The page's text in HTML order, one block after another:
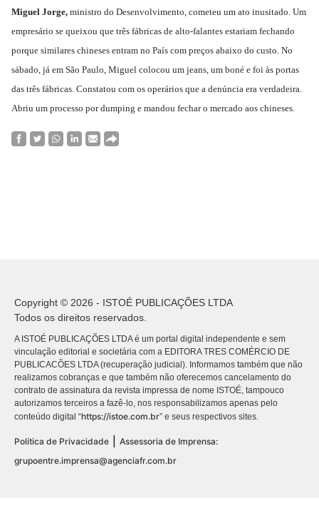
Miguel Jorge, ministro do Desenvolvimento, cometeu um ato inusitado. Um
empresário se queixou que três fábricas de alto-falantes estariam fechando
porque similares chineses entram no País com preços abaixo do custo. No
sábado, já em São Paulo, Miguel colocou um jeans, um boné e foi às portas
das três fábricas. Constatou com os operários que a denúncia era verdadeira.
Abriu um processo por dumping e mandou fechar o mercado aos chineses.
Copyright © 2026 - ISTOÉ PUBLICAÇÕES LTDA
Todos os direitos reservados.
A ISTOÉ PUBLICAÇÕES LTDA é um portal digital independente e sem
vinculação editorial e societária com a EDITORA TRES COMÉRCIO DE
PUBLICACÕES LTDA (recuperação judicial). Informamos também que não
realizamos cobranças e que também não oferecemos cancelamento do
contrato de assinatura da revista impressa de nome ISTOÉ, tampouco
autorizamos terceiros a fazê-lo, nos responsabilizamos apenas pelo
conteúdo digital “https://istoe.com.br” e seus respectivos sites.
Política de Privacidade
Assessoria de Imprensa:
grupoentre.imprensa@agenciafr.com.br